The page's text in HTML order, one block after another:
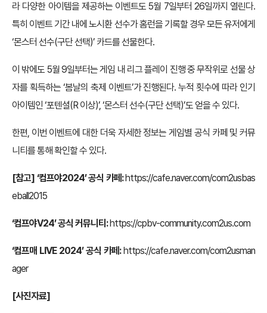
라 다양한 아이템을 제공하는 이벤트도 5월 7일부터 26일까지 열린다.
특히 이벤트 기간 내에 노시환 선수가 홈런을 기록할 경우 모든 유저에게
‘몬스터 선수(구단 선택)’ 카드를 선물한다.
이 밖에도 5월 9일부터는 게임 내 리그 플레이 진행 중 무작위로 선물 상
자를 획득하는 ‘봄날의 축제 이벤트’가 진행된다. 누적 횟수에 따라 인기
아이템인 ‘포텐셜(R 이상)’, ‘몬스터 선수(구단 선택)’도 얻을 수 있다.
한편, 이번 이벤트에 대한 더욱 자세한 정보는 게임별 공식 카페 및 커뮤
니티를 통해 확인할 수 있다.
[참고] ‘컴프야2024’ 공식 카페:https://cafe.naver.com/com2usbas
eball2015
‘컴프야V24’ 공식 커뮤니티:https://cpbv-community.com2us.com
‘컴프매 LIVE 2024’ 공식 카페:https://cafe.naver.com/com2usman
ager
[사진자료]